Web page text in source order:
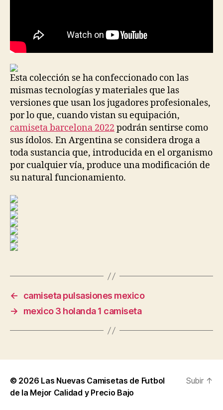
Esta colección se ha confeccionado con las
mismas tecnologías y materiales que las
versiones que usan los jugadores profesionales,
por lo que, cuando vistan su equipación,
camiseta barcelona 2022 podrán sentirse como
sus ídolos. En Argentina se considera droga a
toda sustancia que, introducida en el organismo
por cualquier vía, produce una modificación de
su natural funcionamiento.
←
camiseta pulsasiones mexico
→
mexico 3 holanda 1 camiseta
© 2026 Las Nuevas Camisetas de Futbol
de la Mejor Calidad y Precio Bajo
Subir ↑